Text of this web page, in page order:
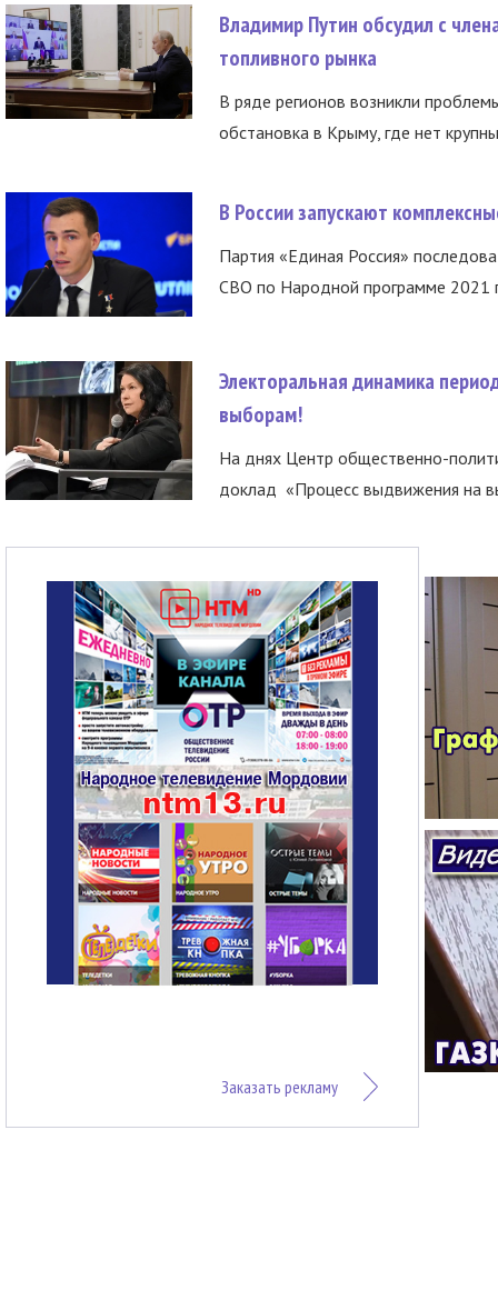
Владимир Путин обсудил с
топливного рынка
В ряде регионов возникли
обстановка в Крыму, где нет
В России запускают
Партия «Единая Россия»
СВО по Народной программе 2021
Электоральная динамика
выборам!
На днях Центр общественно-
доклад «Процесс выдвижения на
Заказать рекламу